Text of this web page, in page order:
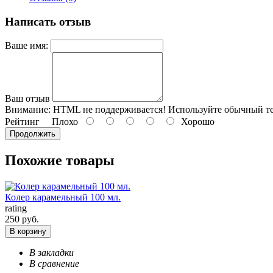
Написать отзыв
Ваше имя:
Ваш отзыв
Внимание: HTML не поддерживается! Используйте обычный
Рейтинг Плохо Хорошо
Продолжить
Похожие товары
Колер карамельный 100 мл.
rating
250 руб.
В корзину
В закладки
В сравнение